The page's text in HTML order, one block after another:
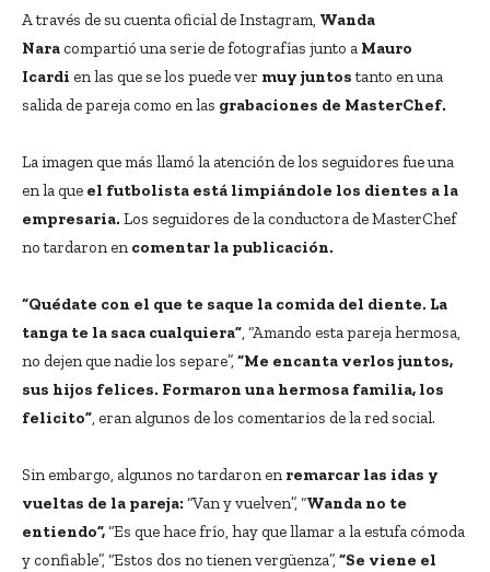
A través de su cuenta oficial de Instagram, Wanda
Nara compartió una serie de fotografías junto a Mauro
Icardi en las que se los puede ver muy juntostanto en una
salida de pareja como en las grabaciones de MasterChef.
La imagen que más llamó la atención de los seguidores fue una
en la que el futbolista está limpiándole los dientes a la
empresaria. Los seguidores de la conductora de MasterChef
no tardaron en comentar la publicación.
“Quédate con el que te saque la comida del diente. La
tanga te la saca cualquiera”, “Amando esta pareja hermosa,
no dejen que nadie los separe”, “Me encanta verlos juntos,
sus hijos felices. Formaron una hermosa familia, los
felicito”, eran algunos de los comentarios de la red social.
Sin embargo, algunos no tardaron en remarcar las idas y
vueltas de la pareja: “Van y vuelven”, “Wanda no te
entiendo”,“Es que hace frío, hay que llamar a la estufa cómoda
y confiable”, “Estos dos no tienen vergüenza”, “Se viene el